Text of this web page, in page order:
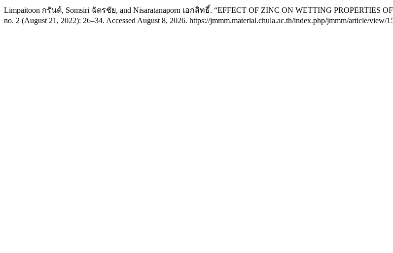
Limpaitoon กรันต์, Somsiri ฉัตรชัย, and Nisaratanaporn เอกสิทธิ์. “EFFECT OF ZINC ON WETTING PROPERTIES
no. 2 (August 21, 2022): 26–34. Accessed August 8, 2026. https://jmmm.material.chula.ac.th/index.php/jmmm/article/view/